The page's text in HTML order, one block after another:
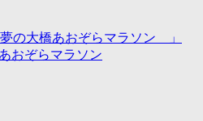
の大橋あおぞらマラソン 」
おぞらマラソン